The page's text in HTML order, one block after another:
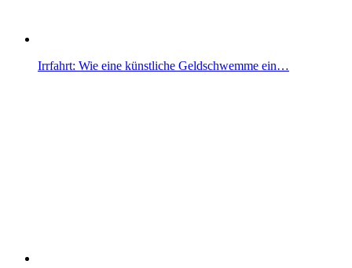
Irrfahrt: Wie eine künstliche Geldschwemme ein…